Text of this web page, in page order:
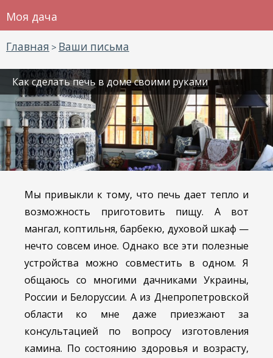
Моя дача
Главная > Ваши письма
Как сделать печь в доме своими руками
Мы привыкли к тому, что печь дает тепло и
возможность приготовить пищу. А вот
мангал, коптильня, барбекю, духовой шкаф —
нечто совсем иное. Однако все эти полезные
устройства можно совместить в одном. Я
общаюсь со многими дачниками Украины,
России и Белоруссии. А из Днепропетровской
области ко мне даже приезжают за
консультацией по вопросу изготовления
камина. По состоянию здоровья и возрасту,